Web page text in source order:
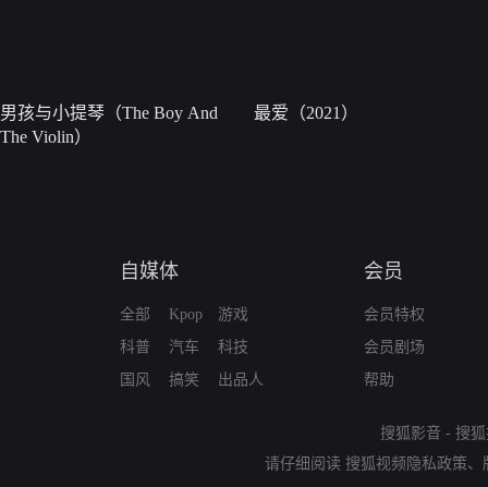
男孩与小提琴（The Boy And
The Violin）
最爱（2021）
自媒体
全部
科普
国风
Kpop
汽车
搞笑
游戏
科技
出品人
会员
会员特权
会员剧场
帮助
搜狐影音 - 搜
请仔细阅读 搜狐视频隐私政策、